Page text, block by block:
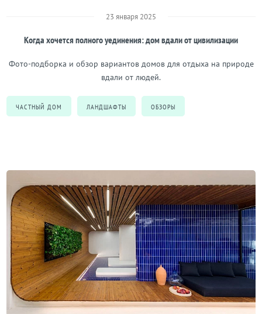
23 января 2025
Когда хочется полного уединения: дом вдали от цивилизации
Фото-подборка и обзор вариантов домов для отдыха на природе
вдали от людей.
ЧАСТНЫЙ ДОМ ЛАНДШАФТЫ ОБЗОРЫ